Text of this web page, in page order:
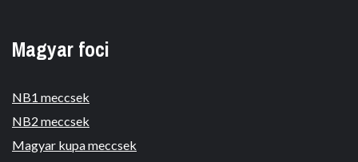
Magyar foci
NB1 meccsek
NB2 meccsek
Magyar kupa meccsek